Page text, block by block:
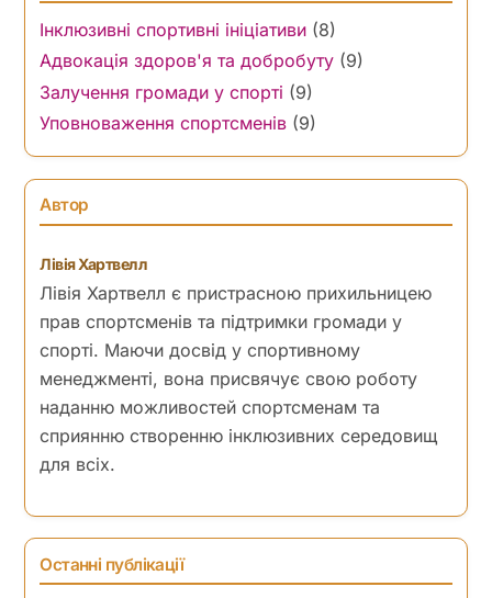
Інклюзивні спортивні ініціативи (8)
Адвокація здоров'я та добробуту (9)
Залучення громади у спорті (9)
Уповноваження спортсменів (9)
Автор
Лівія Хартвелл
Лівія Хартвелл є пристрасною прихильницею
прав спортсменів та підтримки громади у
спорті. Маючи досвід у спортивному
менеджменті, вона присвячує свою роботу
наданню можливостей спортсменам та
сприянню створенню інклюзивних середовищ
для всіх.
Останні публікації